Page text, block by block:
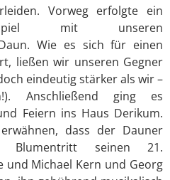
Vorweg erfolgte ein
mit unseren
Wie es sich für einen
ließen wir unseren Gegner
eindeutig stärker als wir –
Anschließend ging es
Feiern ins Haus Derikum.
dass der Dauner
Blumentritt seinen 21.
Michael Kern und Georg